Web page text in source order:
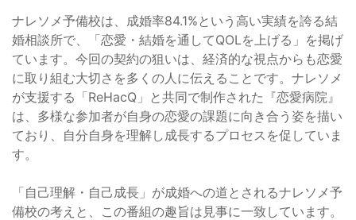
ナレソメ予備校は、成婚率84.1%という高い実績を誇る結
婚相談所で、「恋愛・結婚を通してQOLを上げる」を掲げ
ています。今回の契約の狙いは、経済的な視点からも恋愛
に取り組む大切さを多くの人に伝えることです。ナレソメ
が支援する「ReHacQ」と共同で制作された『恋愛病院』
は、多様な参加者が自身の恋愛の課題に向き合う姿を描い
ており、自分自身を理解し成長するプロセスを促していま
す。
「自己理解・自己成長」が成婚への道とされるナレソメ予
備校の考えと、この番組の趣旨は見事に一致しています。